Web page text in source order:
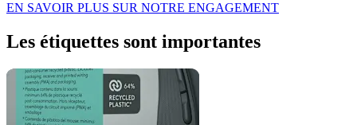
EN SAVOIR PLUS SUR NOTRE ENGAGEMENT
Les étiquettes sont importantes